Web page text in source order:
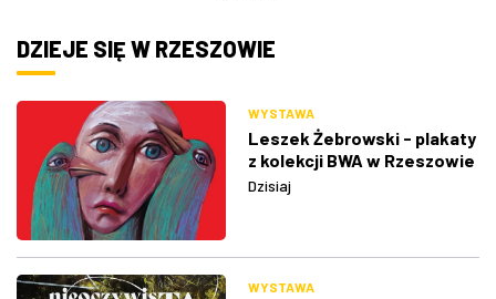
DZIEJE SIĘ W RZESZOWIE
WYSTAWA
Leszek Żebrowski - plakaty
z kolekcji BWA w Rzeszowie
Dzisiaj
WYSTAWA